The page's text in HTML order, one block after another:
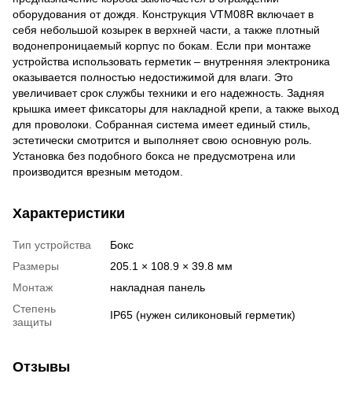
оборудования от дождя. Конструкция VTM08R включает в
себя небольшой козырек в верхней части, а также плотный
водонепроницаемый корпус по бокам. Если при монтаже
устройства использовать герметик – внутренняя электроника
оказывается полностью недостижимой для влаги. Это
увеличивает срок службы техники и его надежность. Задняя
крышка имеет фиксаторы для накладной крепи, а также выход
для проволоки. Собранная система имеет единый стиль,
эстетически смотрится и выполняет свою основную роль.
Установка без подобного бокса не предусмотрена или
производится врезным методом.
Характеристики
Тип устройства
Бокс
Размеры
205.1 × 108.9 × 39.8 мм
Монтаж
накладная панель
Степень
защиты
IP65 (нужен силиконовый герметик)
Отзывы